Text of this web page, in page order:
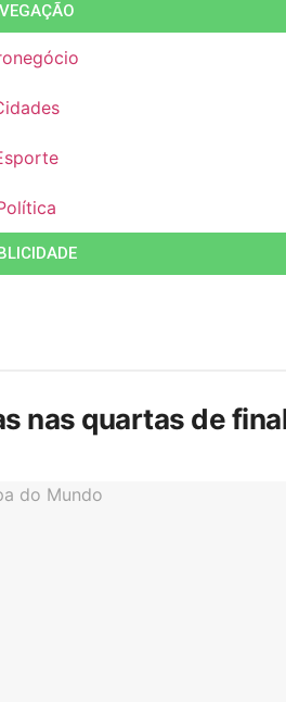
nas quartas de